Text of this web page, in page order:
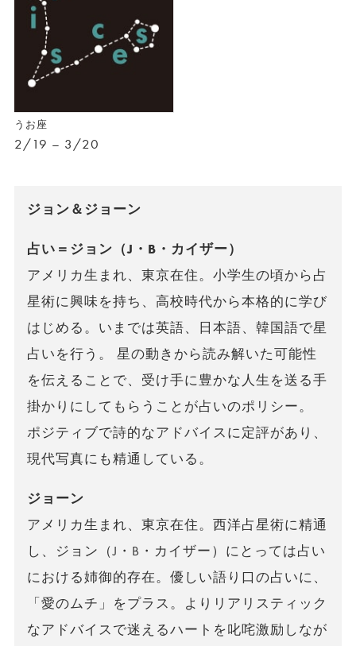
うお座
2/19 – 3/20
ジョン＆ジョーン
占い＝ジョン（J・B・カイザー）
アメリカ生まれ、東京在住。小学生の頃から占
星術に興味を持ち、高校時代から本格的に学び
はじめる。いまでは英語、日本語、韓国語で星
占いを行う。 星の動きから読み解いた可能性
を伝えることで、受け手に豊かな人生を送る手
掛かりにしてもらうことが占いのポリシー。
ポジティブで詩的なアドバイスに定評があり、
現代写真にも精通している。
ジョーン
アメリカ生まれ、東京在住。西洋占星術に精通
し、ジョン（J・B・カイザー）にとっては占い
における姉御的存在。優しい語り口の占いに、
「愛のムチ」をプラス。よりリアリスティック
なアドバイスで迷えるハートを叱咤激励しなが